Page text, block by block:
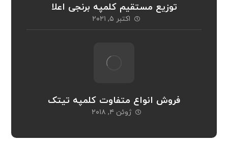
توزیع مستقیم کلمپه برنجی اعلا
اکتبر ۵, ۲۰۲۱
فروش انواع متفاوت کلمپه تیتک
ژوئن ۴, ۲۰۱۸